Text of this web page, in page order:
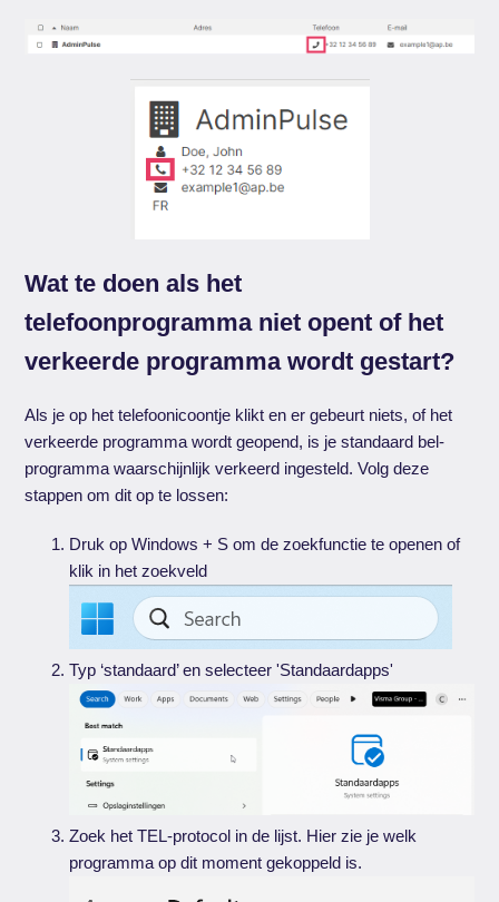
Wat te doen als het
telefoonprogramma niet opent of het
verkeerde programma wordt gestart?
Als je op het telefoonicoontje klikt en er gebeurt niets, of het
verkeerde programma wordt geopend, is je standaard bel-
programma waarschijnlijk verkeerd ingesteld. Volg deze
stappen om dit op te lossen:
Druk op Windows + S om de zoekfunctie te openen of
klik in het zoekveld
Typ ‘standaard’ en selecteer 'Standaardapps'
Zoek het TEL-protocol in de lijst. Hier zie je welk
programma op dit moment gekoppeld is.